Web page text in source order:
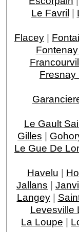
Le Favril |
Flacey |
Fresnay
Le Gault
Gilles |
Le Gue De
Havelu |
Jallans |
Langey|
Levesville
La Loupe |